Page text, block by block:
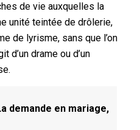
de vie auxquelles la
unité teintée de drôlerie,
de lyrisme, sans que l’on
d’un drame ou d’un
demande en mariage,